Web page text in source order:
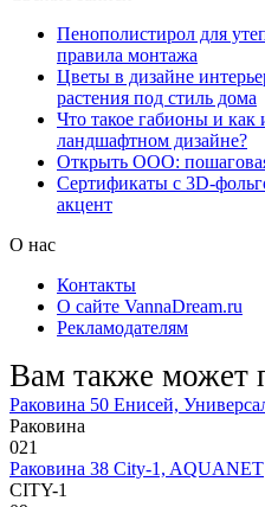
Пенополистирол для
правила монтажа
Цветы в дизайне
растения под стиль дома
Что такое габионы и как
ландшафтном дизайне?
Открыть ООО:
Сертификаты с 3D-
акцент
О нас
Контакты
О сайте VannaDream.ru
Рекламодателям
Вам также может
Раковина 50 Енисей,
Раковина
021
Раковина 38 City-1, AQUANET
CITY-1